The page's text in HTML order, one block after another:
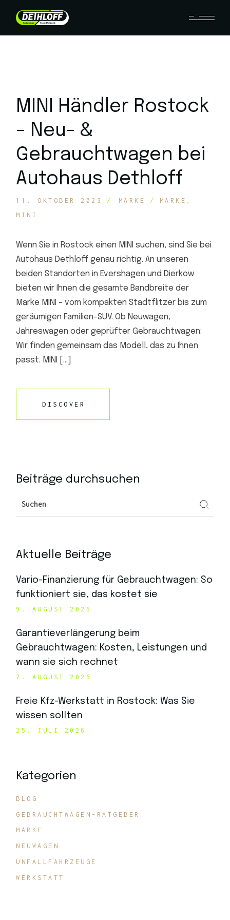
MINI Händler Rostock
– Neu- &
Gebrauchtwagen bei
Autohaus Dethloff
11. OKTOBER 2023 MARKE
MARKE
MINI
Wenn Sie in Rostock einen MINI suchen, sind Sie bei
Autohaus Dethloff genau richtig. An unseren
beiden Standorten in Evershagen und Dierkow
bieten wir Ihnen die gesamte Bandbreite der
Marke MINI – vom kompakten Stadtflitzer bis zum
geräumigen Familien-SUV. Ob Neuwagen,
Jahreswagen oder geprüfter Gebrauchtwagen:
Wir finden gemeinsam das Modell, das zu Ihnen
passt. MINI […]
DISCOVER
Beiträge durchsuchen
Aktuelle Beiträge
Vario-Finanzierung für Gebrauchtwagen: So
funktioniert sie, das kostet sie
9. AUGUST 2026
Garantieverlängerung beim
Gebrauchtwagen: Kosten, Leistungen und
wann sie sich rechnet
7. AUGUST 2026
Freie Kfz-Werkstatt in Rostock: Was Sie
wissen sollten
25. JULI 2026
Kategorien
BLOG
GEBRAUCHTWAGEN-RATGEBER
MARKE
NEUWAGEN
UNFALLFAHRZEUGE
WERKSTATT